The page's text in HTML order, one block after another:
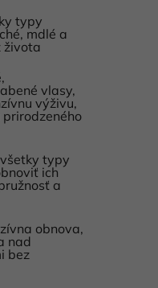
typy
mdlé a
života
vlasy,
výživu,
typy
ich
a
obnova,
nad
bez